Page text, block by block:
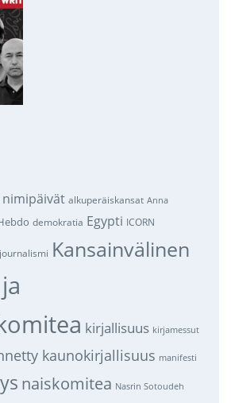
alkuperäiskansat Anna
demokratia Egypti ICORN
journalismi Kansainvälinen
kirjallisuus kirjamessut
kaunokirjallisuus manifesti
naiskomitea Nasrin Sotoudeh